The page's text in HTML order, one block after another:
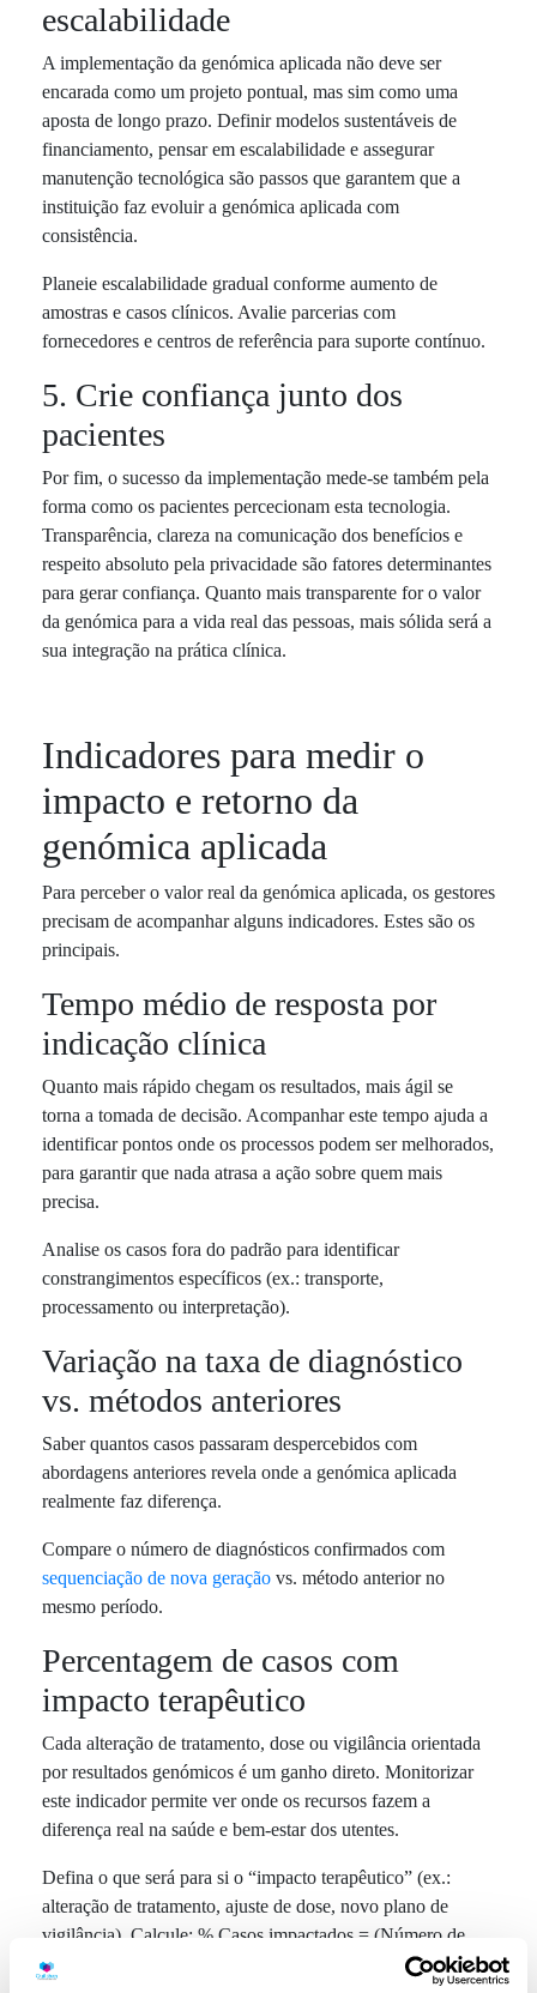
escalabilidade
A implementação da genómica aplicada não deve ser
encarada como um projeto pontual, mas sim como uma
aposta de longo prazo. Definir modelos sustentáveis de
financiamento, pensar em escalabilidade e assegurar
manutenção tecnológica são passos que garantem que a
instituição faz evoluir a genómica aplicada com
consistência.
Planeie escalabilidade gradual conforme aumento de
amostras e casos clínicos. Avalie parcerias com
fornecedores e centros de referência para suporte contínuo.
5. Crie confiança junto dos
pacientes
Por fim, o sucesso da implementação mede-se também pela
forma como os pacientes percecionam esta tecnologia.
Transparência, clareza na comunicação dos benefícios e
respeito absoluto pela privacidade são fatores determinantes
para gerar confiança. Quanto mais transparente for o valor
da genómica para a vida real das pessoas, mais sólida será a
sua integração na prática clínica.
Indicadores para medir o
impacto e retorno da
genómica aplicada
Para perceber o valor real da genómica aplicada, os gestores
precisam de acompanhar alguns indicadores. Estes são os
principais.
Tempo médio de resposta por
indicação clínica
Quanto mais rápido chegam os resultados, mais ágil se
torna a tomada de decisão. Acompanhar este tempo ajuda a
identificar pontos onde os processos podem ser melhorados,
para garantir que nada atrasa a ação sobre quem mais
precisa.
Analise os casos fora do padrão para identificar
constrangimentos específicos (ex.: transporte,
processamento ou interpretação).
Variação na taxa de diagnóstico
vs. métodos anteriores
Saber quantos casos passaram despercebidos com
abordagens anteriores revela onde a genómica aplicada
realmente faz diferença.
Compare o número de diagnósticos confirmados com
sequenciação de nova geração vs. método anterior no
mesmo período.
Percentagem de casos com
impacto terapêutico
Cada alteração de tratamento, dose ou vigilância orientada
por resultados genómicos é um ganho direto. Monitorizar
este indicador permite ver onde os recursos fazem a
diferença real na saúde e bem-estar dos utentes.
Defina o que será para si o “impacto terapêutico” (ex.:
alteração de tratamento, ajuste de dose, novo plano de
vigilância). Calcule: % Casos impactados = (Número de
casos com mudança ÷ Total de casos analisados) × 100.